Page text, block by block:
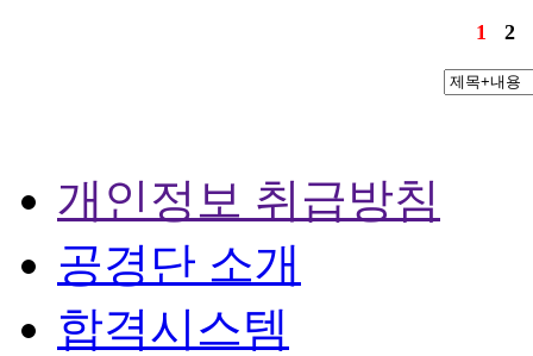
1 2
개인정보 취급방침
공경단 소개
합격시스템